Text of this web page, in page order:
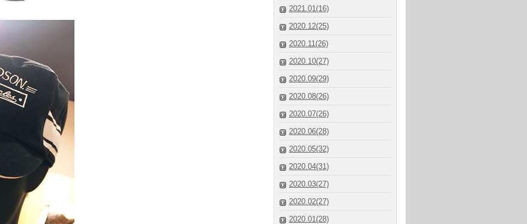
2021.01(16)
2020.12(25)
2020.11(26)
2020.10(27)
2020.09(29)
2020.08(26)
2020.07(26)
2020.06(28)
2020.05(32)
2020.04(31)
2020.03(27)
2020.02(27)
2020.01(28)